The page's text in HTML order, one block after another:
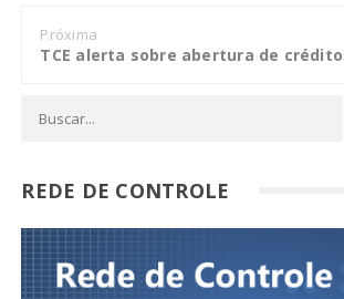
Próxima
REDE DE CONTROLE